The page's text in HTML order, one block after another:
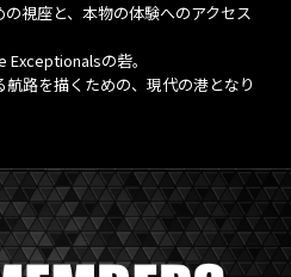
視座と、本物の体験へのアクセス
の砦。
路を描くための、現代の港となり